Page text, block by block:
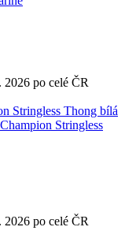
2026 po celé ČR
Stringless
2026 po celé ČR